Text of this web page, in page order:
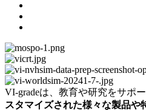
VI-gradeは、教育や研究をサポ
スタマイズされた様々な製品や